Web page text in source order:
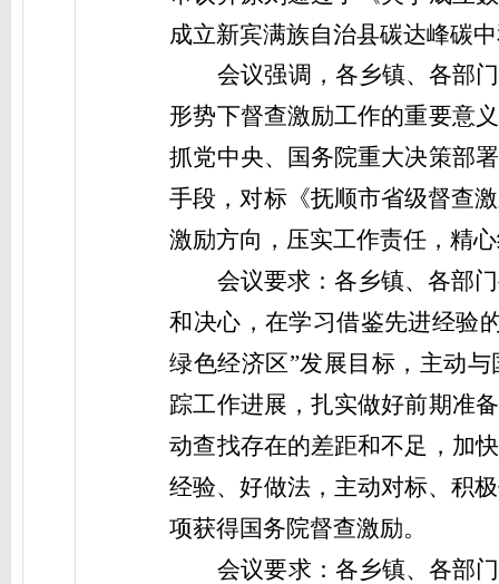
成立新宾满族自治县碳达峰碳
会议强调， 各乡镇、各部
形势下督查激励工作的重要意
抓党中央、国务院重大决策部
手段，对标《抚顺市省级督查
激励方向，压实工作责任，精
会议要求：各乡镇、各部
和决心，在学习借鉴先进经验
绿色经济区”发展目标，主动
踪工作进展，扎实做好前期准
动查找存在的差距和不足，加
经验、好做法，主动对标、积
项获得国务院督查激励。
会议要求： 各乡镇、各部